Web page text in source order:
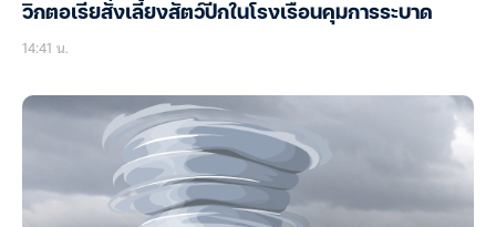
วิกตอเรียสั่งเลี้ยงสัตว์ปีกในโรงเรือนคุมการระบาด
14:41 น.